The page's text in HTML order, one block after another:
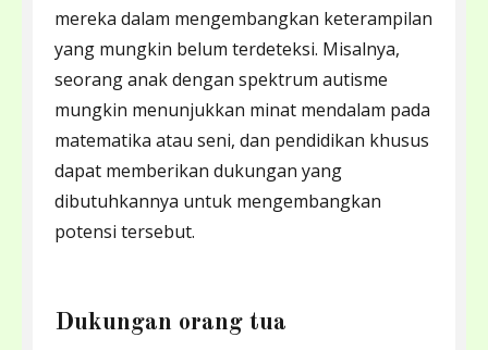
mereka dalam mengembangkan keterampilan
yang mungkin belum terdeteksi. Misalnya,
seorang anak dengan spektrum autisme
mungkin menunjukkan minat mendalam pada
matematika atau seni, dan pendidikan khusus
dapat memberikan dukungan yang
dibutuhkannya untuk mengembangkan
potensi tersebut.
Dukungan orang tua